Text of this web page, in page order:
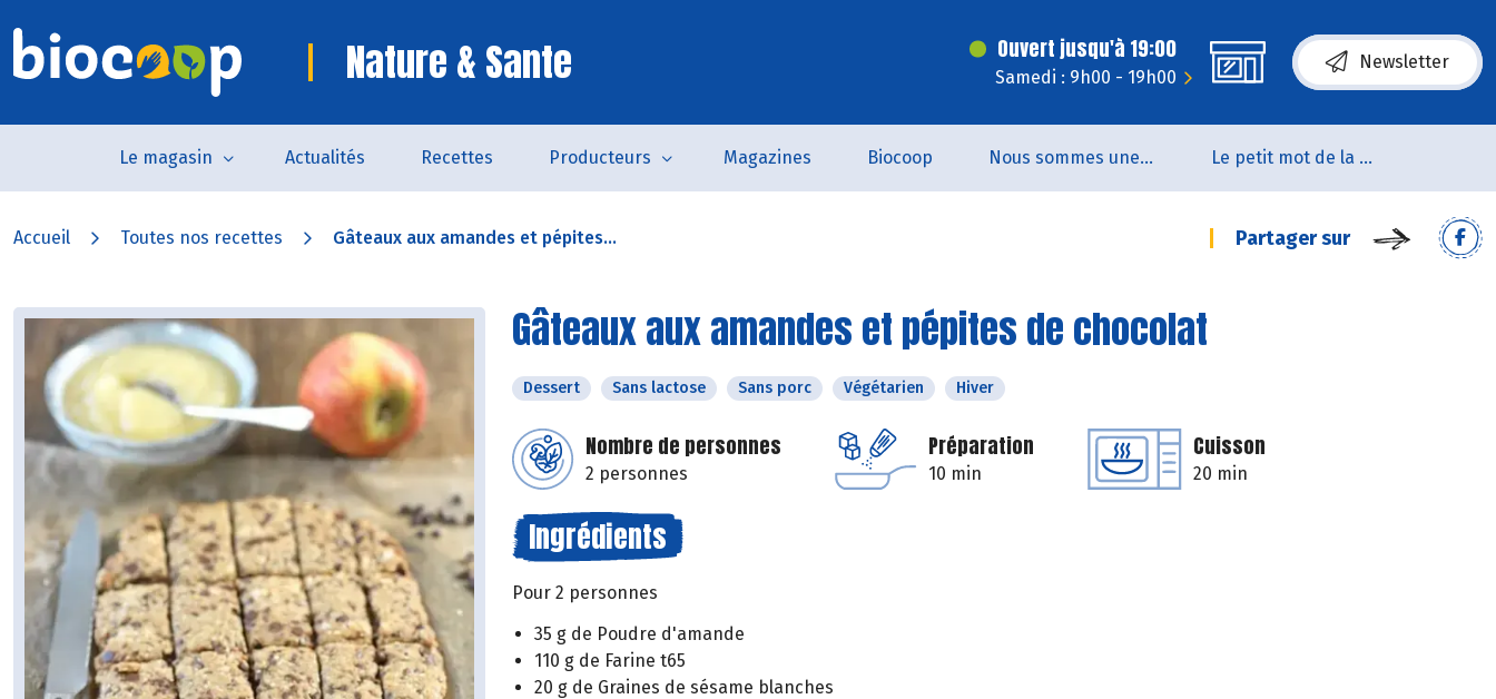
Nature & Sante Ouvert jusqu'à 19:00
Samedi : 9h00 - 19h00
Newsletter
Le magasin Actualités Recettes Producteurs Magazines Biocoop Nous sommes une coopérative de salarié.es Le petit mot de la naturo
Accueil Toutes nos recettes Gâteaux aux amandes et pépites... Partager sur
Gâteaux aux amandes et pépites de chocolat
Dessert Sans lactose Sans porc Végétarien Hiver
Nombre de personnes
2 personnes
Préparation
10 min
Cuisson
20 min
Ingrédients
Pour 2 personnes
35 g de Poudre d'amande
110 g de Farine t65
20 g de Graines de sésame blanches